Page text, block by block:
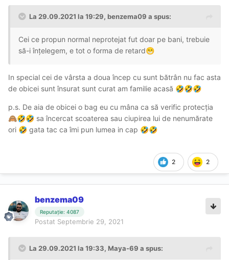
La 29.09.2021 la 19:29, benzema09 a spus:
Cei ce propun normal neprotejat fut doar pe bani, trebuie
să-i înțelegem, e tot o forma de retard😁
In special cei de vârsta a doua încep cu sunt bătrân nu fac asta
de obicei sunt însurat sunt curat am familie acasă 🤣🤣🤣
p.s. De aia de obicei o bag eu cu mâna ca să verific protecția
🙈🤣🤣 sa încercat scoaterea sau ciupirea lui de nenumărate
ori 🤣 gata tac ca îmi pun lumea in cap 🤣🤣
2 2
benzema09
Reputație: 4087
Postat Septembrie 29, 2021
La 29.09.2021 la 19:33, Maya-69 a spus: